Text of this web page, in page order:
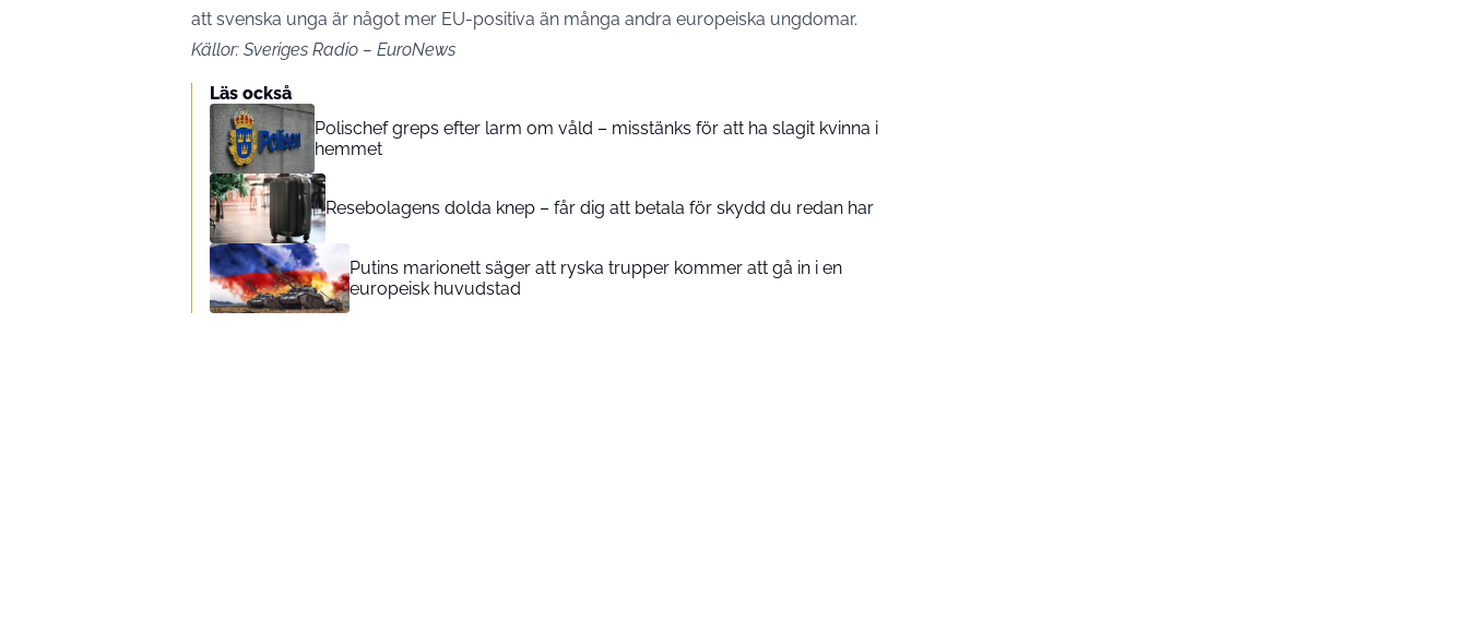
att svenska unga är något mer EU-positiva än många andra europeiska ungdomar.
Källor: Sveriges Radio – EuroNews
Läs också
Polischef greps efter larm om våld – misstänks för att ha slagit kvinna i
hemmet
Resebolagens dolda knep – får dig att betala för skydd du redan har
Putins marionett säger att ryska trupper kommer att gå in i en
europeisk huvudstad